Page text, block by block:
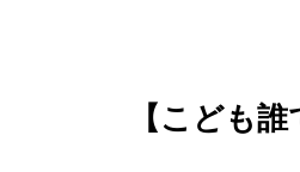
【こども